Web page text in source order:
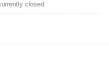
closed.